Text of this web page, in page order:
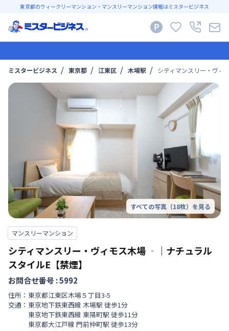
東京都のウィークリーマンション・マンスリーマンション情報はミスタービジネス
ミスタービジネス 東京都 江東区 木場駅 シティマンスリー・ヴィ
すべての写真（18枚）を見る
マンスリーマンション
シティマンスリー・ヴィモス木場 ‐ ｜ ナチュラル
スタイルE【禁煙】
お問合せ番号 :5992
住所： 東京都江東区木場５丁目3-5
交通： 東京地下鉄東西線 木場駅 徒歩1分
東京地下鉄東西線 東陽町駅 徒歩11分
東京都大江戸線 門前仲町駅 徒歩13分